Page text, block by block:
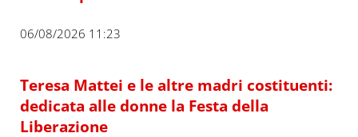
06/08/2026 11:23
Teresa Mattei e le altre madri costituenti:
dedicata alle donne la Festa della
Liberazione